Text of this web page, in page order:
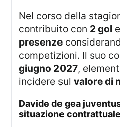
Nel corso della stagione, dodo ha
contribuito con 2 gol e
presenze
competizioni. Il suo
giugno 2027,
incidere sulvalore di
davide de gea juventus: ritorno in viola e
situazione